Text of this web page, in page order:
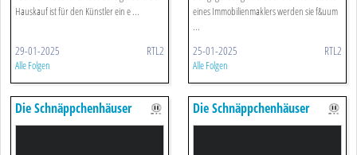
Hauskauf ist für den Künstler ein e ...
29-01-2025 RTL2
Alle Folgen
eines Immobilienmaklers werden sie f&uum
...
25-01-2025 RTL2
Alle Folgen
Die Schnäppchenhäuser Die Schnäppchenhäuser